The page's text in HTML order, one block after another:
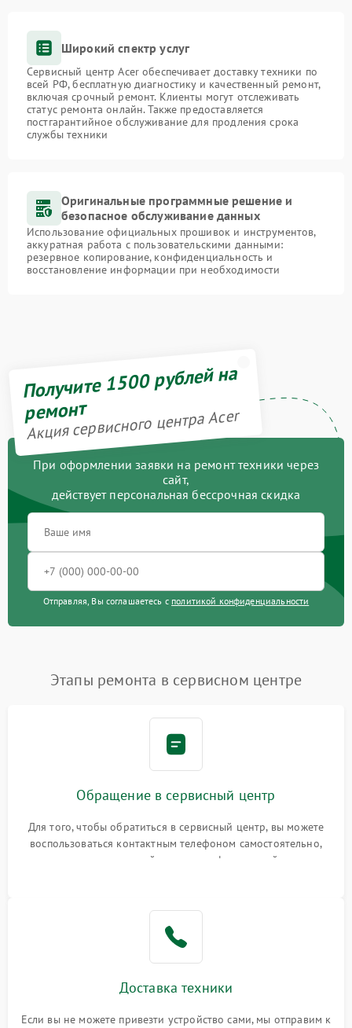
Широкий спектр услуг
Сервисный центр Acer обеспечивает доставку техники по
всей РФ, бесплатную диагностику и качественный ремонт,
включая срочный ремонт. Клиенты могут отслеживать
статус ремонта онлайн. Также предоставляется
постгарантийное обслуживание для продления срока
службы техники
Оригинальные программные решение и
безопасное обслуживание данных
Использование официальных прошивок и инструментов,
аккуратная работа с пользовательскими данными:
резервное копирование, конфиденциальность и
восстановление информации при необходимости
Получите 1500 рублей на
ремонт
Акция сервисного центра Acer
При оформлении заявки на ремонт техники через
сайт,
действует персональная бессрочная скидка
Отправляя, Вы соглашаетесь с политикой конфиденциальности
Этапы ремонта в сервисном центре
Обращение в сервисный центр
Для того, чтобы обратиться в сервисный центр, вы можете
воспользоваться контактным телефоном самостоятельно,
или оставить свой номер телефона на сайте
Доставка техники
Если вы не можете привезти устройство сами, мы отправим к